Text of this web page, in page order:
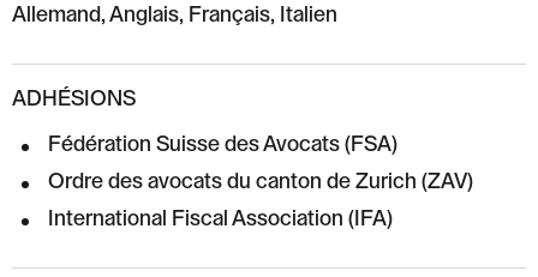
Allemand, Anglais, Français, Italien
ADHÉSIONS
Fédération Suisse des Avocats (FSA)
Ordre des avocats du canton de Zurich (ZAV)
International Fiscal Association (IFA)